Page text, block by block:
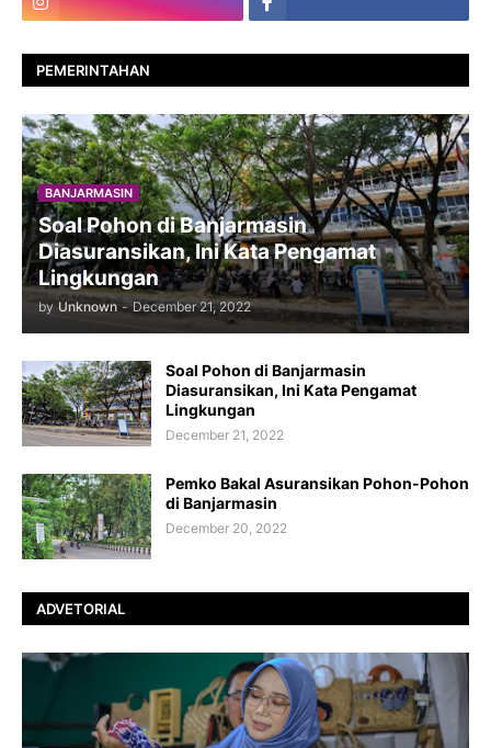
PEMERINTAHAN
BANJARMASIN
Soal Pohon di Banjarmasin
Diasuransikan, Ini Kata Pengamat
Lingkungan
by Unknown - December 21, 2022
Soal Pohon di Banjarmasin
Diasuransikan, Ini Kata Pengamat
Lingkungan
December 21, 2022
Pemko Bakal Asuransikan Pohon-Pohon
di Banjarmasin
December 20, 2022
ADVETORIAL